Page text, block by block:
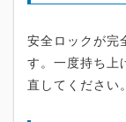
安全ロックが完
す。一度持ち上
直してください。